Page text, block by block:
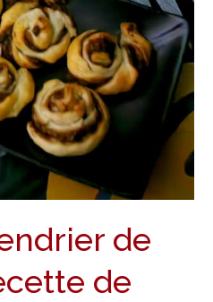
de
de